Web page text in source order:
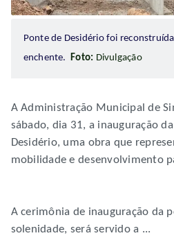
Ponte de Desidério foi
enchente.
Foto: Divulgação
A Administração Municipal de
sábado, dia 31, a inauguração
Desidério, uma obra que
mobilidade e desenvolvimento
A cerimônia de inauguração da
solenidade, será servido a ...